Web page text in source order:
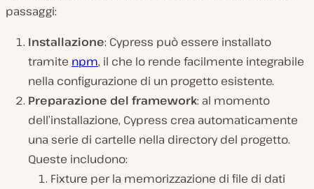
passaggi:
Installazione: Cypress può essere installato
tramite npm, il che lo rende facilmente integrabile
nella configurazione di un progetto esistente.
Preparazione del framework: al momento
dell’installazione, Cypress crea automaticamente
una serie di cartelle nella directory del progetto.
Queste includono:
Fixture per la memorizzazione di file di dati